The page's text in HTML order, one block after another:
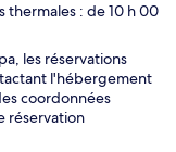
thermales : de 10 h 00
les réservations
l'hébergement
coordonnées
réservation